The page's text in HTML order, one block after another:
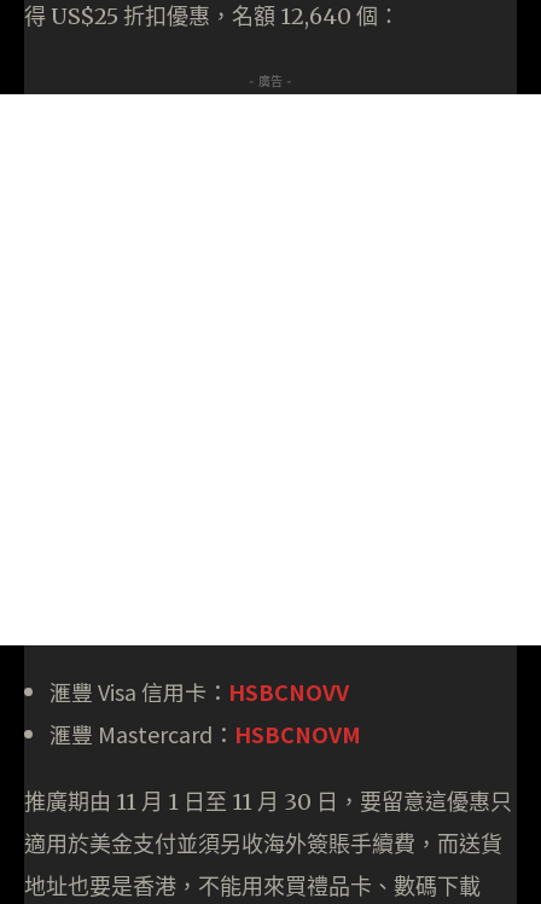
得 US$25 折扣優惠，名額 12,640 個：
- 廣告 -
滙豐 Visa 信用卡： HSBCNOVV
滙豐 Mastercard： HSBCNOVM
推廣期由 11 月 1 日至 11 月 30 日，要留意這優惠只
適用於美金支付並須另收海外簽賬手續費，而送貨
地址也要是香港，不能用來買禮品卡、數碼下載